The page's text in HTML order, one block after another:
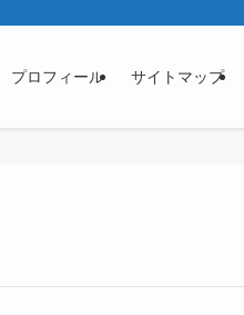
プロフィール サイトマップ